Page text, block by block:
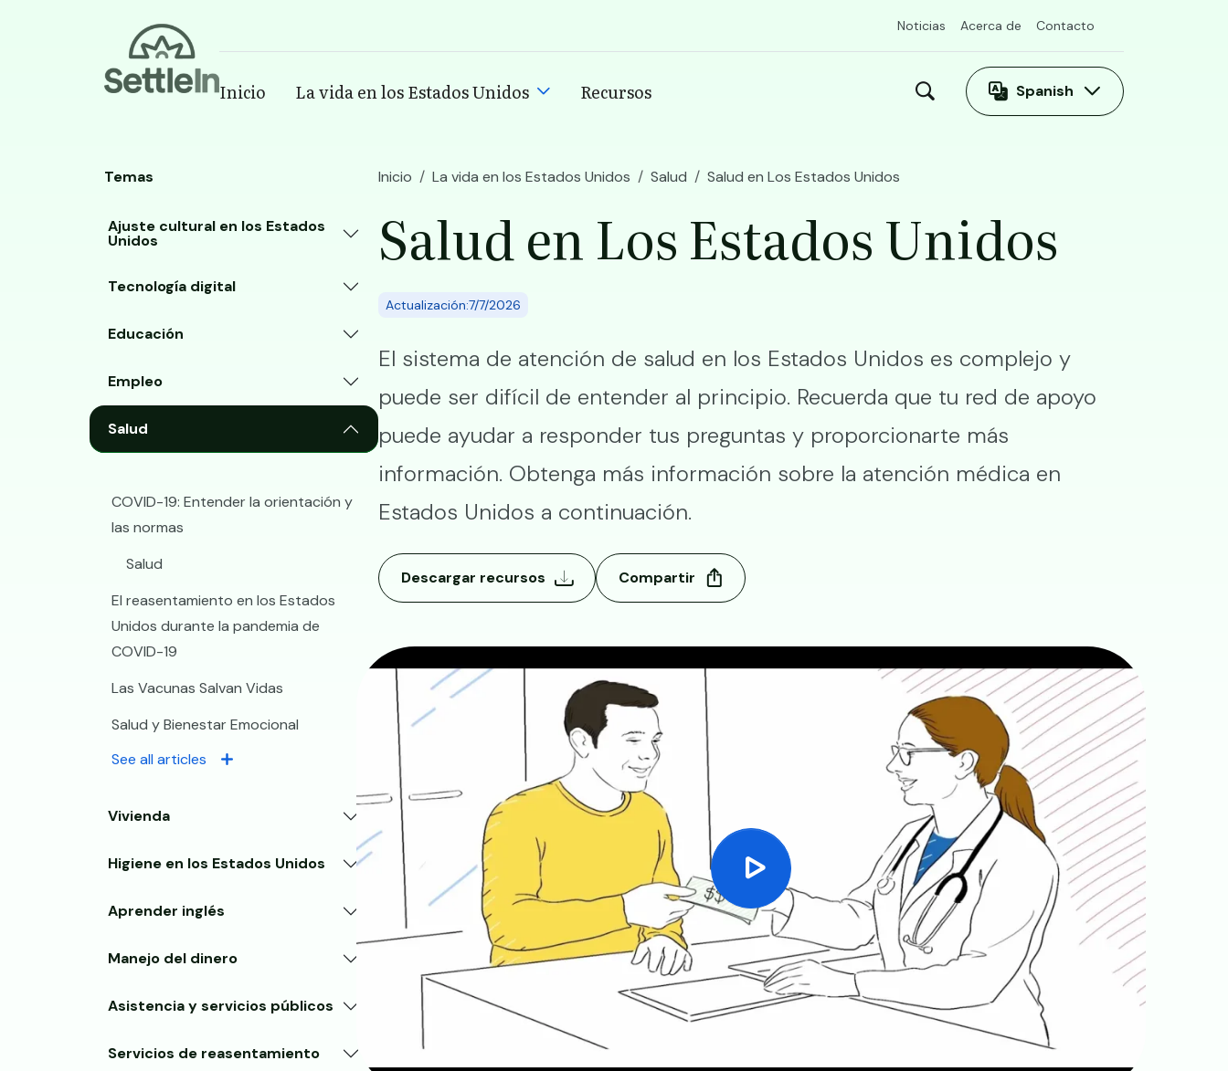
Skip to main content
Noticias Acerca de Contacto
Inicio La vida en los Estados Unidos Recursos Spanish
Main navigation
Temas
Ajuste cultural en los Estados
Unidos
Tecnología digital
Educación
Empleo
Salud
COVID-19: Entender la orientación y
las normas
Salud
El reasentamiento en los Estados
Unidos durante la pandemia de
COVID-19
Las Vacunas Salvan Vidas
Salud y Bienestar Emocional
See all articles
Vivienda
Higiene en los Estados Unidos
Aprender inglés
Manejo del dinero
Asistencia y servicios públicos
Servicios de reasentamiento
Inicio La vida en los Estados Unidos Salud Salud en Los Estados Unidos
Salud en Los Estados Unidos
Actualización:7/7/2026
El sistema de atención de salud en los Estados Unidos es complejo y
puede ser difícil de entender al principio. Recuerda que tu red de apoyo
puede ayudar a responder tus preguntas y proporcionarte más
información. Obtenga más información sobre la atención médica en
Estados Unidos a continuación.
Descargar recursos Compartir